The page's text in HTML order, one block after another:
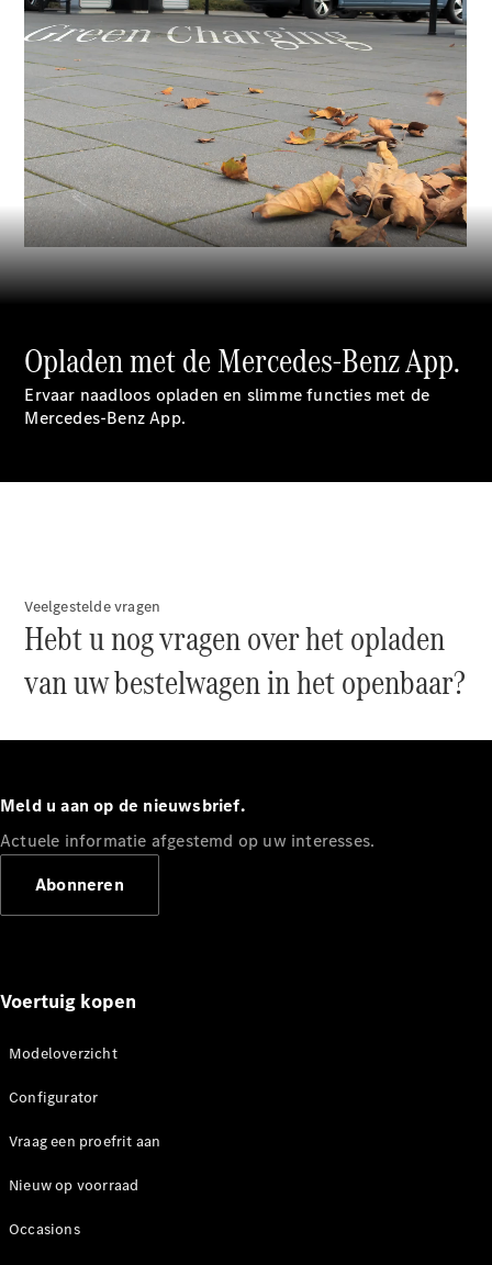
eSprinter
Alle
eSprinter
eSprinter
Gesloten
Bestelwagen
Elektrisch
eSprinter
Configurator
Mercedes-
Benz Store
Alle eVito
eVito
Gesloten
Bestelwagen
Elektrisch
eVito
Mercedes-
eCitan
eCitan
Bestelwagen
Mercedes-
EQV
00:00 / 00:00
Opladen met de Mercedes-Benz App.
Ervaar naadloos opladen en slimme functies met de
Mercedes-Benz App.
Veelgestelde vragen
Hebt u nog vragen over het opladen
van uw bestelwagen in het openbaar?
Meld u aan op de nieuwsbrief.
Actuele informatie afgestemd op uw interesses.
Abonneren
Voertuig kopen
Modeloverzicht
Configurator
Vraag een proefrit aan
Nieuw op voorraad
Occasions